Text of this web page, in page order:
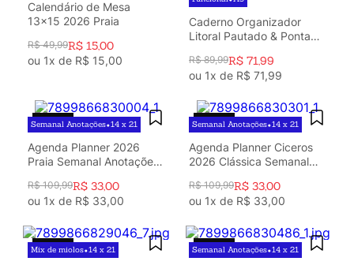
Calendário de Mesa
13x15 2026 Praia
R$ 49,99R$ 15,00
ou 1x de R$ 15,00
Caderno Organizador
Litoral Pautado & Pontado
R$ 89,99R$ 71,99
ou 1x de R$ 71,99
70%OFF
Semanal Anotações•14 x 21
Agenda Planner 2026
Praia Semanal Anotações
R$ 109,99R$ 33,00
ou 1x de R$ 33,00
70%OFF
Semanal Anotações•14 x 21
Agenda Planner Ciceros
2026 Clássica Semanal
Oliva
R$ 109,99R$ 33,00
ou 1x de R$ 33,00
20%OFF
Mix de miolos•14 x 21 70%OFF
Semanal Anotações•14 x 21